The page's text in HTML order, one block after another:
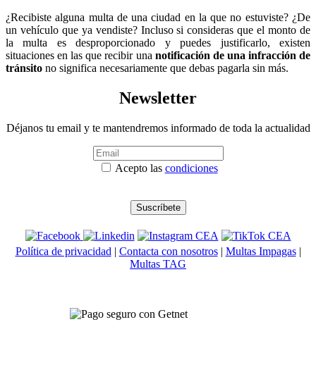
¿Recibiste alguna multa de una ciudad en la que no estuviste? ¿De
un vehículo que ya vendiste? Incluso si consideras que el monto de
la multa es desproporcionado y puedes justificarlo, existen
situaciones en las que recibir una notificación de una infracción de
tránsito no significa necesariamente que debas pagarla sin más.
Newsletter
Déjanos tu email y te mantendremos informado de toda la actualidad
Acepto las condiciones
Política de privacidad | Contacta con nosotros| Multas Impagas|
Multas TAG